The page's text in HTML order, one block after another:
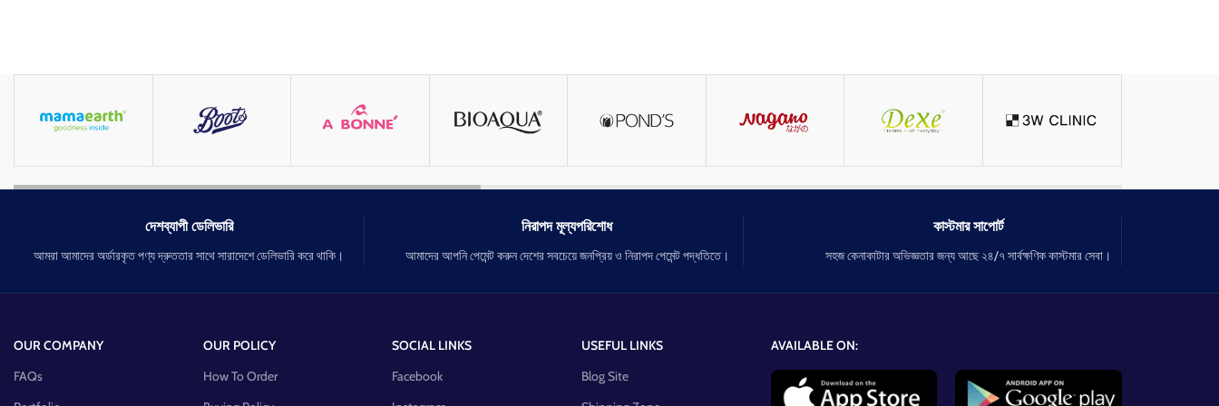
দেশব্যাপী ডেলিভারি
আমরা আমাদের অর্ডারকৃত পণ্য দ্রুততার সাথে সারাদেশে ডেলিভারি করে থাকি।
নিরাপদ মূল্যপরিশোধ
আমাদের আপনি পেমেন্ট করুন দেশের সবচেয়ে জনপ্রিয় ও নিরাপদ পেমেন্ট পদ্ধতিতে।
কাস্টমার সাপোর্ট
সহজ কেনাকাটার অভিজ্ঞতার জন্য আছে ২৪/৭ সার্বক্ষণিক কাস্টমার সেবা।
OUR COMPANY
FAQs
OUR POLICY
How To Order
SOCIAL LINKS
Facebook
USEFUL LINKS
Blog Site
AVAILABLE ON: